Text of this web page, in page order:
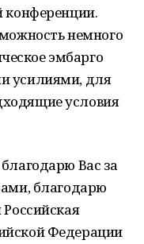
конференции.
немного
эмбарго
усилиями, для
условия
Вас за
благодарю
Федерации